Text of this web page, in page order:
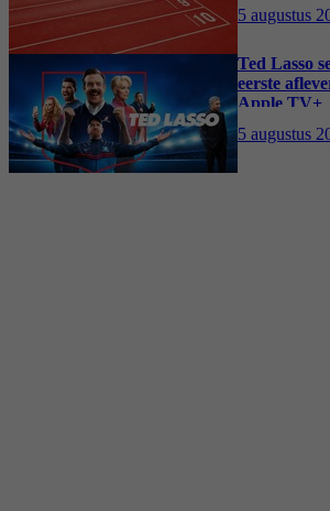
5 augustus
Ted Lasso
eerste
Apple TV+
5 augustus